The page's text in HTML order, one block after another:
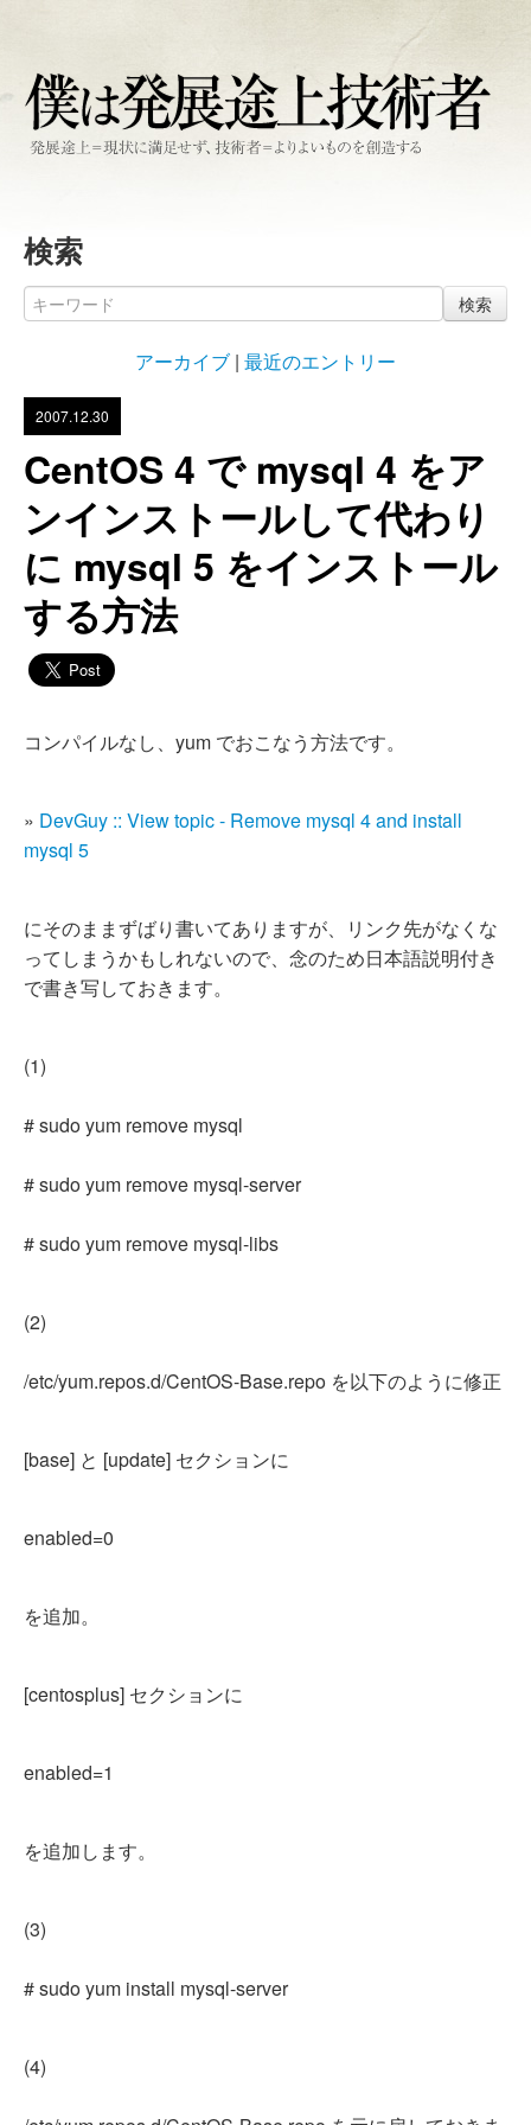
検索
検索
アーカイブ | 最近のエントリー
2007.12.30
CentOS 4 で mysql 4 をア
ンインストールして代わり
に mysql 5 をインストール
する方法
コンパイルなし、yum でおこなう方法です。
» DevGuy :: View topic - Remove mysql 4 and install
mysql 5
にそのままずばり書いてありますが、リンク先がなくな
ってしまうかもしれないので、念のため日本語説明付き
で書き写しておきます。
(1)
# sudo yum remove mysql
# sudo yum remove mysql-server
# sudo yum remove mysql-libs
(2)
/etc/yum.repos.d/CentOS-Base.repo を以下のように修正
[base] と [update] セクションに
enabled=0
を追加。
[centosplus] セクションに
enabled=1
を追加します。
(3)
# sudo yum install mysql-server
(4)